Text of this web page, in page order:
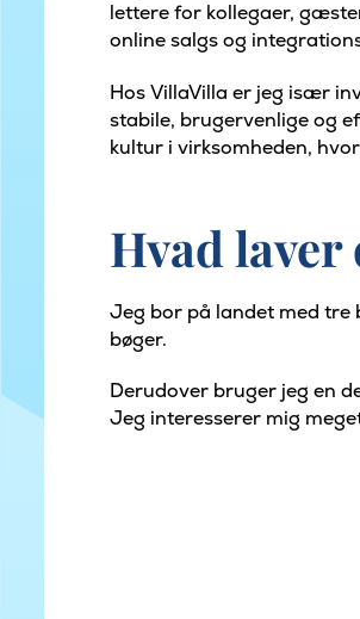
lettere for kollegaer,
online salgs og
Hos VillaVilla er jeg især
stabile, brugervenlige og
kultur i virksomheden,
Hvad
Jeg bor på landet med tre
bøger.
Derudover bruger jeg en
Jeg interesserer mig